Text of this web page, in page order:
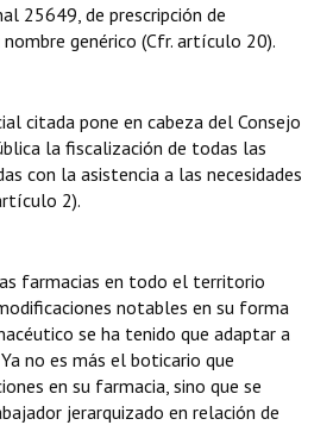
25649, de prescripción de
genérico (Cfr. artículo 20).
citada pone en cabeza del Consejo
la fiscalización de todas las
con la asistencia a las necesidades
2).
farmacias en todo el territorio
notables en su forma
se ha tenido que adaptar a
no es más el boticario que
en su farmacia, sino que se
jerarquizado en relación de